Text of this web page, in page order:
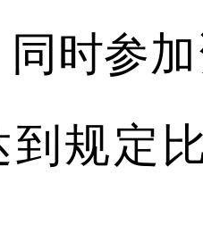
同时参
到规定